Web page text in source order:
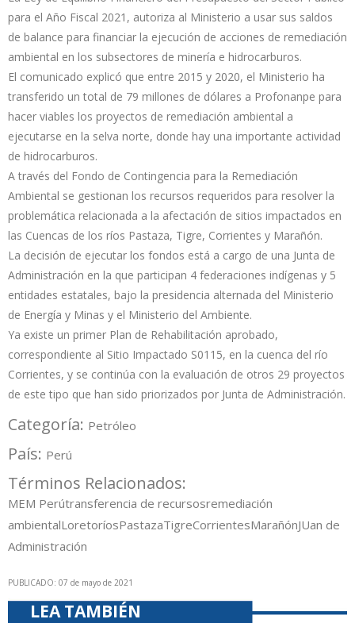
para el Año Fiscal 2021, autoriza al Ministerio a usar sus saldos
de balance para financiar la ejecución de acciones de remediación
ambiental en los subsectores de minería e hidrocarburos.
El comunicado explicó que entre 2015 y 2020, el Ministerio ha
transferido un total de 79 millones de dólares a Profonanpe para
hacer viables los proyectos de remediación ambiental a
ejecutarse en la selva norte, donde hay una importante actividad
de hidrocarburos.
A través del Fondo de Contingencia para la Remediación
Ambiental se gestionan los recursos requeridos para resolver la
problemática relacionada a la afectación de sitios impactados en
las Cuencas de los ríos Pastaza, Tigre, Corrientes y Marañón.
La decisión de ejecutar los fondos está a cargo de una Junta de
Administración en la que participan 4 federaciones indígenas y 5
entidades estatales, bajo la presidencia alternada del Ministerio
de Energía y Minas y el Ministerio del Ambiente.
Ya existe un primer Plan de Rehabilitación aprobado,
correspondiente al Sitio Impactado S0115, en la cuenca del río
Corrientes, y se continúa con la evaluación de otros 29 proyectos
de este tipo que han sido priorizados por Junta de Administración.
Categoría: Petróleo
País: Perú
Términos Relacionados:
MEM Perútransferencia de recursosremediación
ambientalLoretoríosPastazaTigreCorrientesMarañónJUan de
Administración
PUBLICADO: 07 de mayo de 2021
LEA TAMBIÉN